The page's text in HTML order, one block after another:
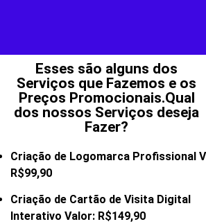
Esses são alguns dos
Serviços que Fazemos e os
Preços Promocionais.Qual
dos nossos Serviços deseja
Fazer?
Criação de Logomarca Profissional
R$99,90
Criação de Cartão de Visita Digital
Interativo Valor: R$149,90